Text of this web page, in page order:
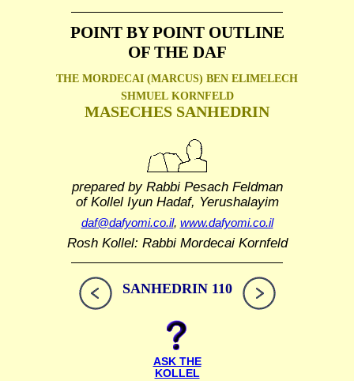
POINT BY POINT OUTLINE
OF THE DAF
THE MORDECAI (MARCUS) BEN ELIMELECH
SHMUEL KORNFELD
MASECHES SANHEDRIN
prepared by Rabbi Pesach Feldman
of Kollel Iyun Hadaf, Yerushalayim
daf@dafyomi.co.il, www.dafyomi.co.il
Rosh Kollel: Rabbi Mordecai Kornfeld
SANHEDRIN 110
ASK THE
KOLLEL